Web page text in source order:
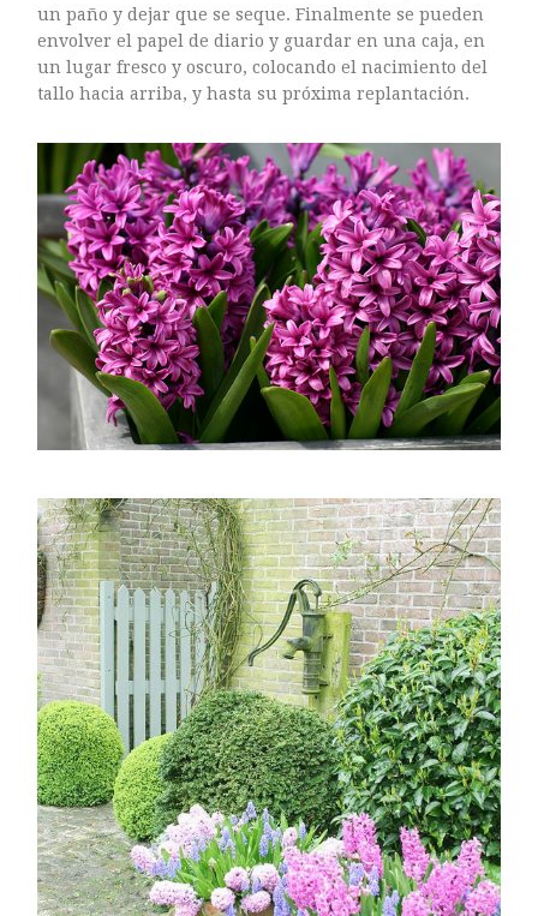
Astilbe, las flores que sueñan
Julio
RANUNCULOS, FRANCESILLAS …
un paño y dejar que se seque. Finalmente se pueden
envolver el papel de diario y guardar en una caja, en
un lugar fresco y oscuro, colocando el nacimiento del
tallo hacia arriba, y hasta su próxima replantación.